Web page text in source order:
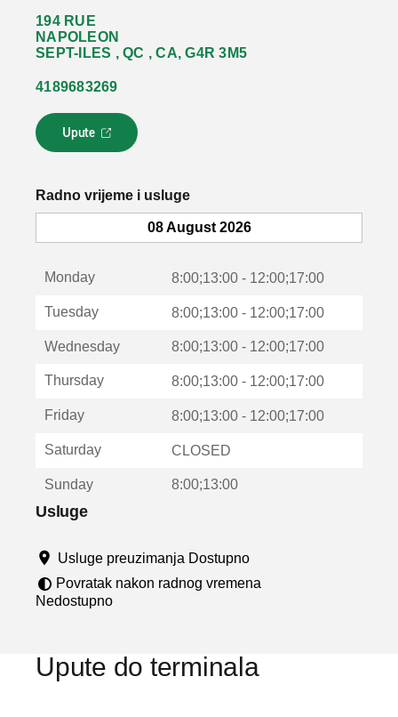
194 RUE
NAPOLEON
SEPT-ILES , QC , CA, G4R 3M5
4189683269
Upute
L
i
k
o
u
u
Radno vrijeme i usluge
08 August 2026
Monday 8:00;13:00 - 12:00;17:00
Tuesday 8:00;13:00 - 12:00;17:00
Wednesday 8:00;13:00 - 12:00;17:00
Thursday 8:00;13:00 - 12:00;17:00
Friday 8:00;13:00 - 12:00;17:00
Saturday CLOSED
Sunday 8:00;13:00
Usluge
Usluge preuzimanja Dostupno
Povratak nakon radnog vremena
Nedostupno
Upute do terminala